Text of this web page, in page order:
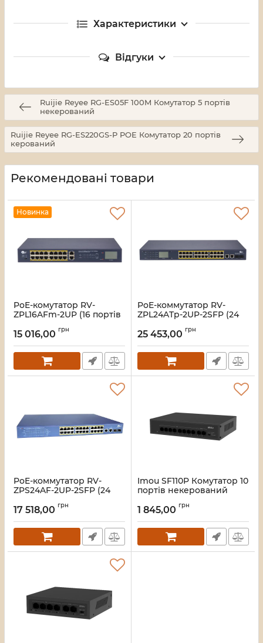
Характеристики
Відгуки
Ruijie Reyee RG-ES05F 100M Комутатор 5 портів
некерований
Ruijie Reyee RG-ES220GS-P POE Комутатор 20 портів
керований
Рекомендовані товари
Новинка
PoE-комутатор RV-
ZPL16AFm-2UP (16 портів
дисплеєм
Артикул:A000283
15 016,00 грн
PoE-коммутатор RV-
ZPL24ATp-2UP-2SFP (24
повышенной мощности,
Артикул:A000281
25 453,00 грн
PoE-коммутатор RV-
ZPS24AF-2UP-2SFP (24
Артикул:A000280
17 518,00 грн
Imou SF110P Комутатор 10
портів некерований
1 845,00 грн